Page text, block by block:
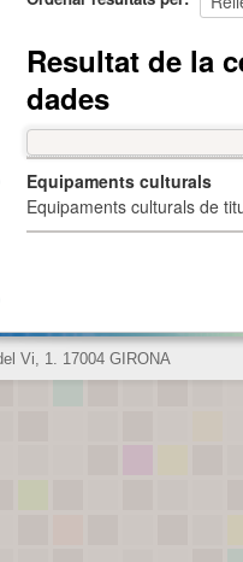
Resultat de la
dades
Equipaments culturals
Equipaments culturals de
Vi, 1. 17004 GIRONA